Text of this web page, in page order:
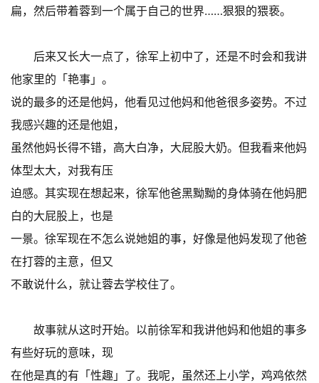
扁，然后带着蓉到一个属于自己的世界……狠狠的猥亵。
后来又长大一点了，徐军上初中了，还是不时会和我讲
他家里的「艳事」。
说的最多的还是他妈，他看见过他妈和他爸很多姿势。不过
我感兴趣的还是他姐，
虽然他妈长得不错，高大白净，大屁股大奶。但我看来他妈
体型太大，对我有压
迫感。其实现在想起来，徐军他爸黑黝黝的身体骑在他妈肥
白的大屁股上，也是
一景。徐军现在不怎么说她姐的事，好像是他妈发现了他爸
在打蓉的主意，但又
不敢说什么，就让蓉去学校住了。
故事就从这时开始。以前徐军和我讲他妈和他姐的事多
有些好玩的意味，现
在他是真的有「性趣」了。我呢，虽然还上小学，鸡鸡依然